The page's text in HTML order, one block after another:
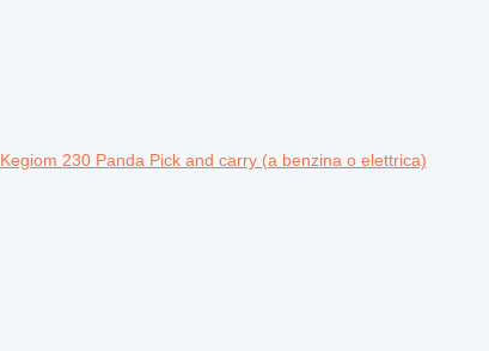
Kegiom 230 Panda Pick and carry (a benzina o elettrica)